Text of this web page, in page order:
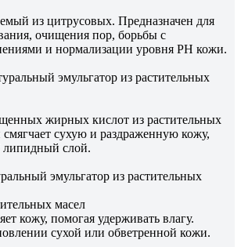
из цитрусовых. Предназначен для
очищения пор, борьбы с
и нормализации уровня РH кожи.
эмульгатор из растительных
жирных кислот из растительных
сухую и раздраженную кожу,
липидный слой.
эмульгатор из растительных
масел
кожу, помогая удерживать влагу.
сухой или обветренной кожи.